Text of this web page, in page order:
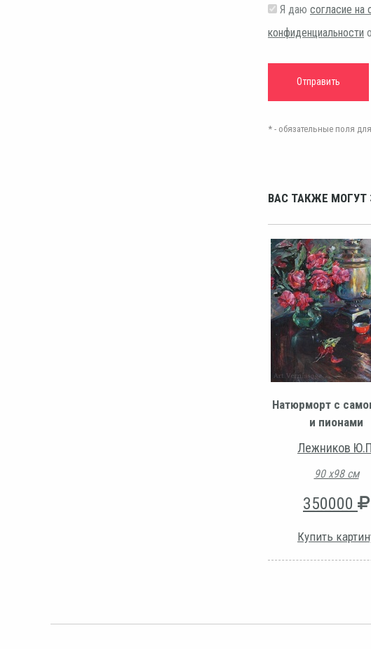
Я даю согласие на
конфиденциальности
* - обязательные поля
ВАС ТАКЖЕ МОГУТ
Натюрморт с
и пионами
Лежников
90 х98 см
350000
Купить